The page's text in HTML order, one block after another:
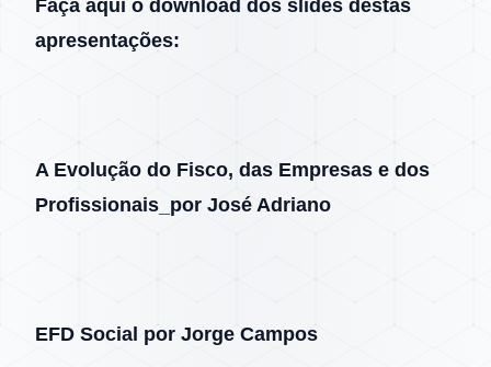
Faça aqui o download dos slides destas
apresentações:
A Evolução do Fisco, das Empresas e dos
Profissionais_por José Adriano
EFD Social por Jorge Campos